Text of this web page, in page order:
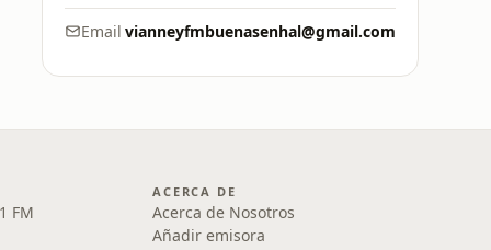
Email vianneyfmbuenasenhal@gmail.com
FM
ACERCA DE
Acerca de Nosotros
Añadir emisora